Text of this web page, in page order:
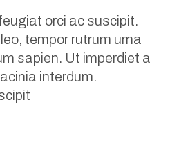
orci ac suscipit.
tempor rutrum urna
sapien. Ut imperdiet a
interdum.